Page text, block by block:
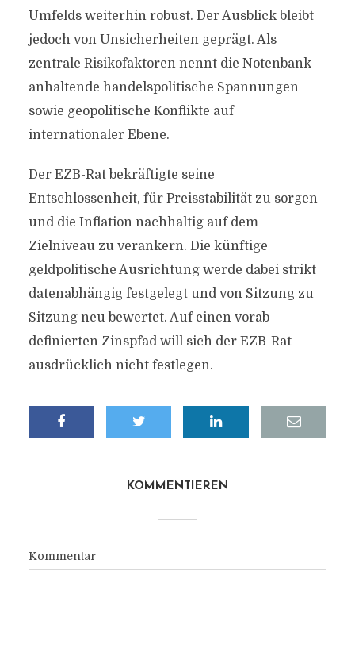
Umfelds weiterhin robust. Der Ausblick bleibt
jedoch von Unsicherheiten geprägt. Als
zentrale Risikofaktoren nennt die Notenbank
anhaltende handelspolitische Spannungen
sowie geopolitische Konflikte auf
internationaler Ebene.
Der EZB-Rat bekräftigte seine
Entschlossenheit, für Preisstabilität zu sorgen
und die Inflation nachhaltig auf dem
Zielniveau zu verankern. Die künftige
geldpolitische Ausrichtung werde dabei strikt
datenabhängig festgelegt und von Sitzung zu
Sitzung neu bewertet. Auf einen vorab
definierten Zinspfad will sich der EZB-Rat
ausdrücklich nicht festlegen.
KOMMENTIEREN
Kommentar